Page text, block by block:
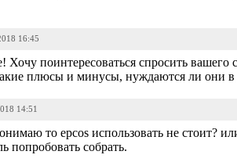
16:45
поинтересоваться спросить
плюсы и минусы, нуждаются ли они
14:51
то epcos использовать не стоит?
попробовать собрать.